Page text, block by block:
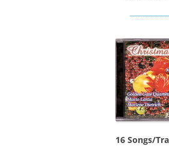
16 Songs/